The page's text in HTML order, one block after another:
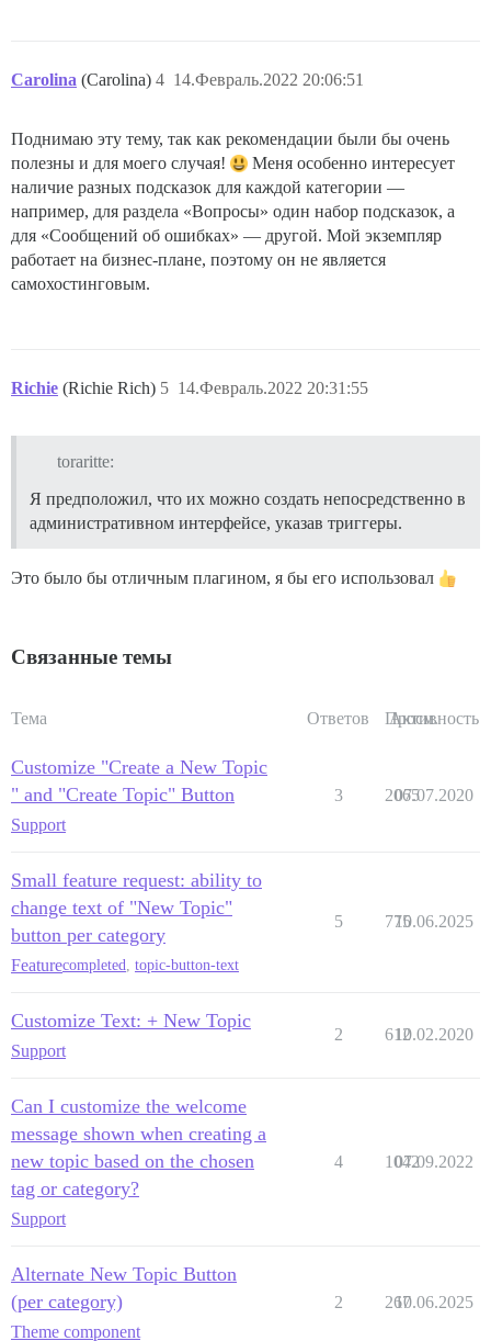
Carolina (Carolina) 14.Февраль.2022 20:06:51
4
Поднимаю эту тему, так как рекомендации были бы очень
полезны и для моего случая!
Меня особенно интересует
наличие разных подсказок для каждой категории —
например, для раздела «Вопросы» один набор подсказок, а
для «Сообщений об ошибках» — другой. Мой экземпляр
работает на бизнес-плане, поэтому он не является
самохостинговым.
Richie (Richie Rich) 14.Февраль.2022 20:31:55
5
toraritte:
Я предположил, что их можно создать непосредственно в
административном интерфейсе, указав триггеры.
Это было бы отличным плагином, я бы его использовал
Связанные темы
Тема Ответов Просм.
Активность
Customize "Create a New Topic
" and "Create Topic" Button
Support
3 2065
07.07.2020
Small feature request: ability to
change text of "New Topic"
button per category
Featurecompleted, topic-button-text
5 775
10.06.2025
Customize Text: + New Topic
Support
2 612
10.02.2020
Can I customize the welcome
message shown when creating a
new topic based on the chosen
tag or category?
Support
4 1042
07.09.2022
Alternate New Topic Button
(per category)
Theme component
2 267
10.06.2025